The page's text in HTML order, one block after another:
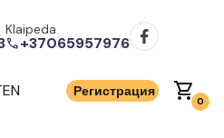
Klaipeda
call+37065957976
EN Регистрация shopping_cart0